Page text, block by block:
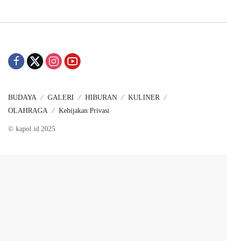
BUDAYA GALERI HIBURAN
KULINER
OLAHRAGA
Kebijakan Privasi
© kapol.id 2025